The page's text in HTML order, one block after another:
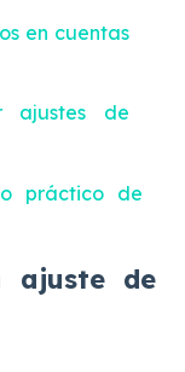
en cuentas
ajustes de
práctico de
ajuste de